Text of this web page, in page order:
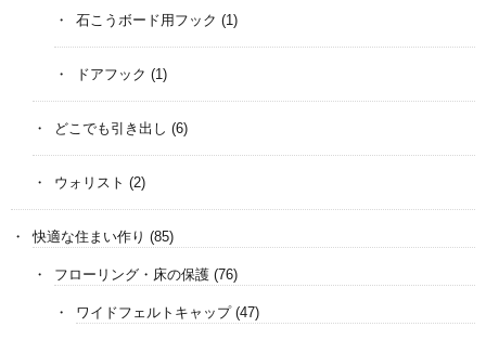
石こうボード用フック (1)
ドアフック (1)
どこでも引き出し (6)
ウォリスト (2)
快適な住まい作り (85)
フローリング・床の保護 (76)
ワイドフェルトキャップ(47)